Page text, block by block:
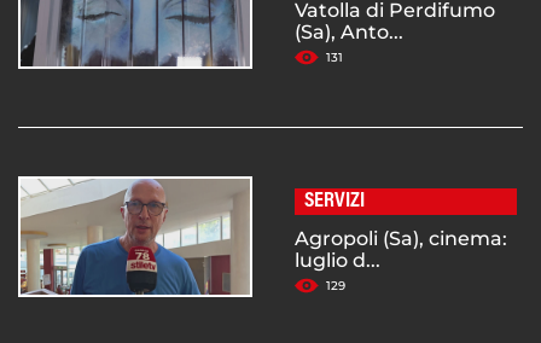
Vatolla di Perdifumo
(Sa), Anto...
131
SERVIZI
Agropoli (Sa), cinema:
luglio d...
129